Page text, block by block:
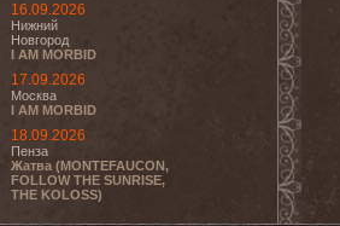
16.09.2026
Нижний
Новгород
I AM MORBID
17.09.2026
Москва
I AM MORBID
18.09.2026
Пенза
Жатва (MONTEFAUCON,
FOLLOW THE SUNRISE,
THE KOLOSS)